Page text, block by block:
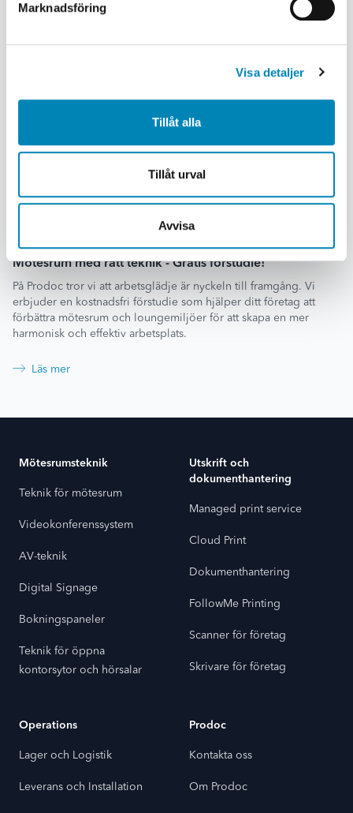
Marknadsföring
Visa detaljer
Tillåt alla
Tillåt urval
Avvisa
Mötesrum med rätt teknik - Gratis förstudie!
På Prodoc tror vi att arbetsglädje är nyckeln till framgång. Vi
erbjuder en kostnadsfri förstudie som hjälper ditt företag att
förbättra mötesrum och loungemiljöer för att skapa en mer
harmonisk och effektiv arbetsplats.
Läs mer
Mötesrumsteknik
Teknik för mötesrum
Videokonferenssystem
AV-teknik
Digital Signage
Bokningspaneler
Teknik för öppna
kontorsytor och hörsalar
Utskrift och
dokumenthantering
Managed print service
Cloud Print
Dokumenthantering
FollowMe Printing
Scanner för företag
Skrivare för företag
Operations
Lager och Logistik
Leverans och Installation
Prodoc
Kontakta oss
Om Prodoc